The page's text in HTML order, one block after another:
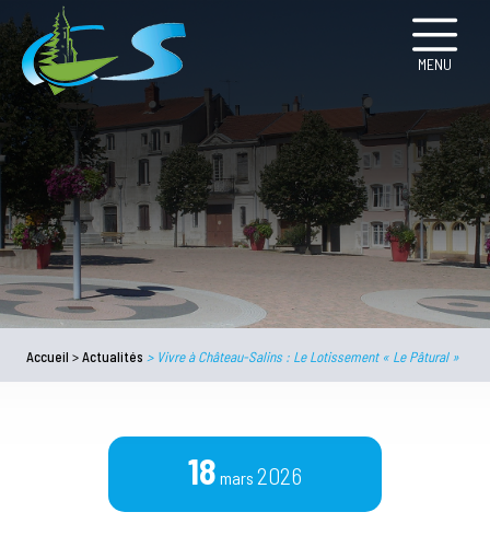
MENU
Accueil >Actualités >Vivre à Château-Salins : Le Lotissement « Le Pâtural »
18 mars 2026